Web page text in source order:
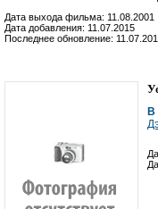
Дата выхода фильма: 11.08.2001
Дата добавления: 11.07.2015
Последнее обновление:
В